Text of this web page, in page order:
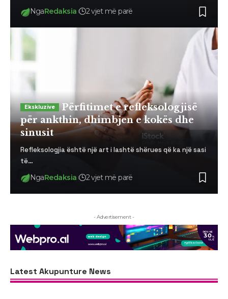
NgaRedaksia 2 vjet më parë
Përfitimet e refleksologjisë
për ankthin, dhimbjen e kokës dhe
sinusit
Refleksologjia është një art i lashtë shërues që ka një sasi
të…
NgaRedaksia 2 vjet më parë
- Advertisement -
Latest Akupunture News